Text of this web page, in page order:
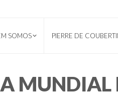
SOMOS PIERRE DE
MUNDIAL